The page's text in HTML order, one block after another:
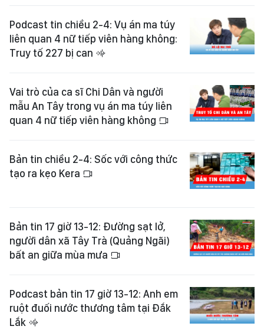
Podcast tin chiều 2-4: Vụ án ma túy
liên quan 4 nữ tiếp viên hàng không:
Truy tố 227 bị can
Vai trò của ca sĩ Chi Dân và người
mẫu An Tây trong vụ án ma túy liên
quan 4 nữ tiếp viên hàng không
Bản tin chiều 2-4: Sốc với công thức
tạo ra kẹo Kera
Bản tin 17 giờ 13-12: Đường sạt lở,
người dân xã Tây Trà (Quảng Ngãi)
bất an giữa mùa mưa
Podcast bản tin 17 giờ 13-12: Anh em
ruột đuối nước thương tâm tại Đắk
Lắk